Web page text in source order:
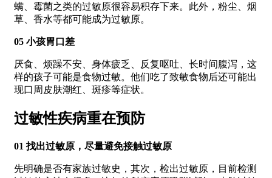
螨、霉菌之类的过敏原很容易积存下来。此外，粉尘、烟
草、香水等都可能成为过敏原。
05 小孩胃口差
厌食、烦躁不安、身体疲乏、反复呕吐、长时间腹泻，这
样的孩子可能是食物过敏。他们吃了致敏食物后还可能出
现口周皮肤潮红、斑疹等症状。
过敏性疾病重在预防
01 找出过敏原，尽量避免接触过敏原
先明确是否有家族过敏史，其次，检出过敏原，目前检测